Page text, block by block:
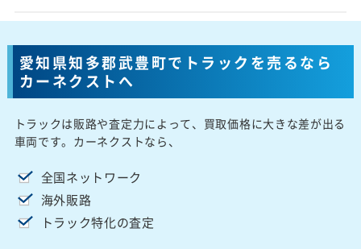
愛知県知多郡武豊町でトラックを売るなら
カーネクストへ
トラックは販路や査定力によって、買取価格に大きな差が出る
車両です。カーネクストなら、
全国ネットワーク
海外販路
トラック特化の査定